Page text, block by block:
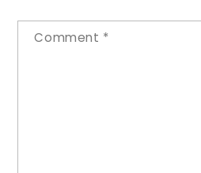
Comment *